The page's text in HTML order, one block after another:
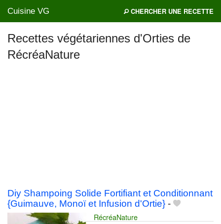
Cuisine VG CHERCHER UNE RECETTE
Recettes végétariennes d'Orties de
RécréaNature
Diy Shampoing Solide Fortifiant et Conditionnant
{Guimauve, Monoï et Infusion d'Ortie} -
RécréaNature